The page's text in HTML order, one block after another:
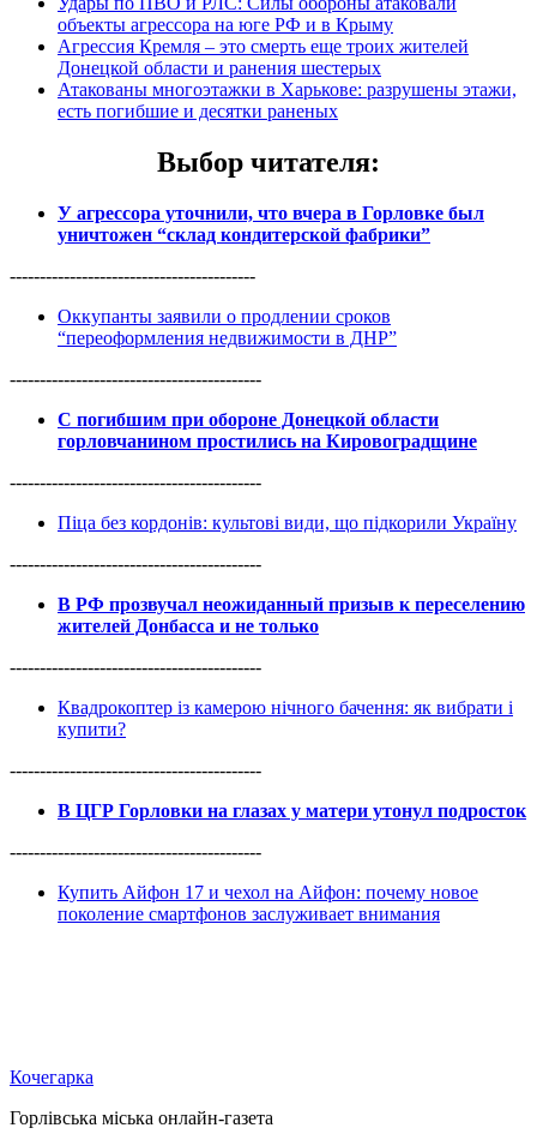
объекты агрессора на юге РФ и в Крыму
Агрессия Кремля – это смерть еще троих жителей
Донецкой области и ранения шестерых
Атакованы многоэтажки в Харькове: разрушены этажи,
есть погибшие и десятки раненых
Выбор читателя:
У агрессора уточнили, что вчера в Горловке был
уничтожен “склад кондитерской фабрики”
-----------------------------------------
Оккупанты заявили о продлении сроков
“переоформления недвижимости в ДНР”
------------------------------------------
С погибшим при обороне Донецкой области
горловчанином простились на Кировоградщине
------------------------------------------
Піца без кордонів: культові види, що підкорили Україну
------------------------------------------
В РФ прозвучал неожиданный призыв к переселению
жителей Донбасса и не только
------------------------------------------
Квадрокоптер із камерою нічного бачення: як вибрати і
купити?
------------------------------------------
В ЦГР Горловки на глазах у матери утонул подросток
------------------------------------------
Купить Айфон 17 и чехол на Айфон: почему новое
поколение смартфонов заслуживает внимания
Кочегарка
Горлівська міська онлайн-газета